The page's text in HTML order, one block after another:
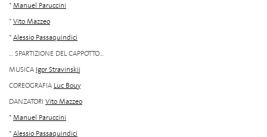
*Manuel Paruccini
*Vito Mazzeo
*Alessio Passaquindici
... SPARTIZIONE DEL CAPPOTTO...
MUSICA Igor Stravinskij
COREOGRAFIA Luc Bouy
DANZATORI Vito Mazzeo
*Manuel Paruccini
*Alessio Passaquindici